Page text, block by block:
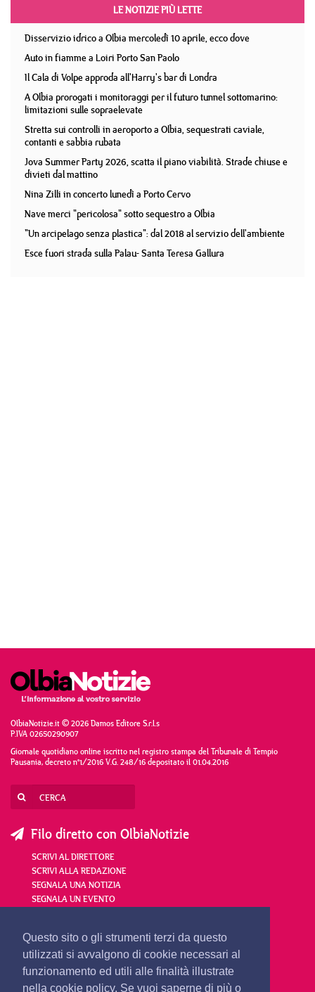
Questo sito o gli strumenti terzi da questo
utilizzati si avvalgono di cookie necessari al
funzionamento ed utili alle finalità illustrate
nella cookie policy. Se vuoi saperne di più o
LE NOTIZIE PIÙ LETTE
Disservizio idrico a Olbia mercoledì 10 aprile, ecco dove
Auto in fiamme a Loiri Porto San Paolo
Il Cala di Volpe approda all'Harry's bar di Londra
A Olbia prorogati i monitoraggi per il futuro tunnel sottomarino:
limitazioni sulle sopraelevate
Stretta sui controlli in aeroporto a Olbia, sequestrati caviale,
contanti e sabbia rubata
Jova Summer Party 2026, scatta il piano viabilità. Strade chiuse e
divieti dal mattino
Nina Zilli in concerto lunedì a Porto Cervo
Nave merci "pericolosa" sotto sequestro a Olbia
"Un arcipelago senza plastica": dal 2018 al servizio dell'ambiente
Esce fuori strada sulla Palau- Santa Teresa Gallura
OlbiaNotizie.it © 2026 Damos Editore S.r.l.s
P.IVA 02650290907
Giornale quotidiano online iscritto nel registro stampa del Tribunale di Tempio
Pausania, decreto n°1/2016 V.G. 248/16 depositato il 01.04.2016
Filo diretto con OlbiaNotizie
SCRIVI AL DIRETTORE
SCRIVI ALLA REDAZIONE
SEGNALA UNA NOTIZIA
SEGNALA UN EVENTO
redazione@olbianotizie.it